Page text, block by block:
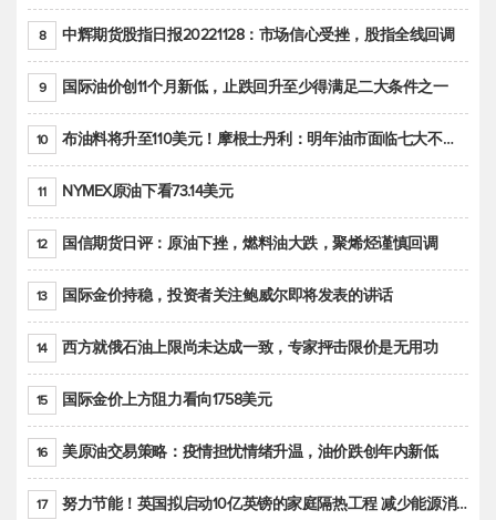
8 中辉期货股指日报20221128：市场信心受挫，股指全线回调
9 国际油价创11个月新低，止跌回升至少得满足二大条件之一
10 布油料将升至110美元！摩根士丹利：明年油市面临七大不确定性
11 NYMEX原油下看73.14美元
12 国信期货日评：原油下挫，燃料油大跌，聚烯烃谨慎回调
13 国际金价持稳，投资者关注鲍威尔即将发表的讲话
14 西方就俄石油上限尚未达成一致，专家抨击限价是无用功
15 国际金价上方阻力看向1758美元
16 美原油交易策略：疫情担忧情绪升温，油价跌创年内新低
17 努力节能！英国拟启动10亿英镑的家庭隔热工程 减少能源消耗